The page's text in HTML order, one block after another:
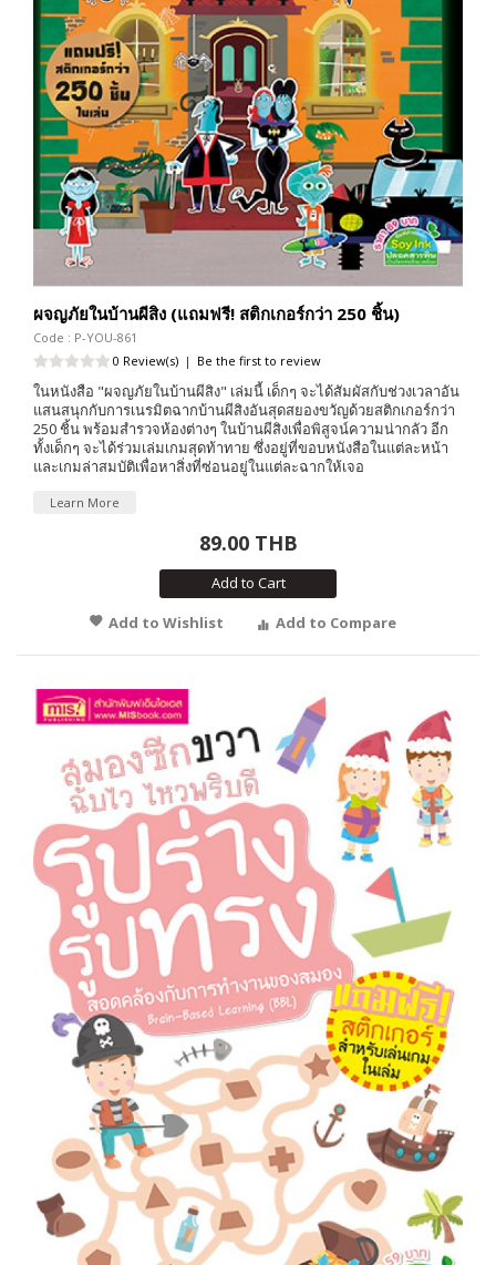
ผจญภัยในบ้านผีสิง (แถมฟรี! สติกเกอร์กว่า 250 ชิ้น)
Code : P-YOU-861
0 Review(s) | Be the first to review
ในหนังสือ "ผจญภัยในบ้านผีสิง" เล่มนี้ เด็กๆ จะได้สัมผัสกับช่วงเวลาอัน
แสนสนุกกับการเนรมิตฉากบ้านผีสิงอันสุดสยองขวัญด้วยสติกเกอร์กว่า
250 ชิ้น พร้อมสำรวจห้องต่างๆ ในบ้านผีสิงเพื่อพิสูจน์ความน่ากลัว อีก
ทั้งเด็กๆ จะได้ร่วมเล่มเกมสุดท้าทาย ซึ่งอยู่ที่ขอบหนังสือในแต่ละหน้า
และเกมล่าสมบัติเพื่อหาสิ่งที่ซ่อนอยู่ในแต่ละฉากให้เจอ
Learn More
89.00 THB
Add to Cart
Add to Wishlist
Add to Compare